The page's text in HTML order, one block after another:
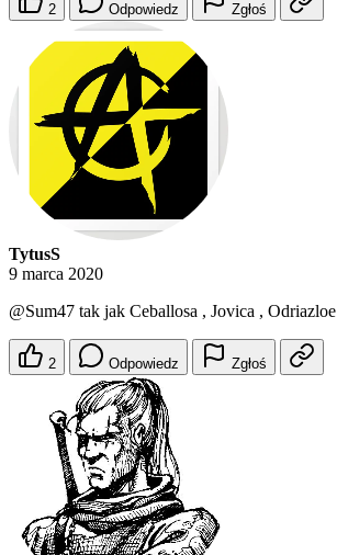
2 Odpowiedz Zgłoś
TytusS
9 marca 2020
@Sum47 tak jak Ceballosa , Jovica , Odriazloe
2 Odpowiedz Zgłoś